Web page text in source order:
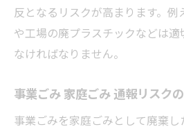
反となるリスクが高まります。
や工場の廃プラスチックなどは
なければなりません。
事業ごみ 家庭ごみ 通報リスク
事業ごみを家庭ごみとして廃棄